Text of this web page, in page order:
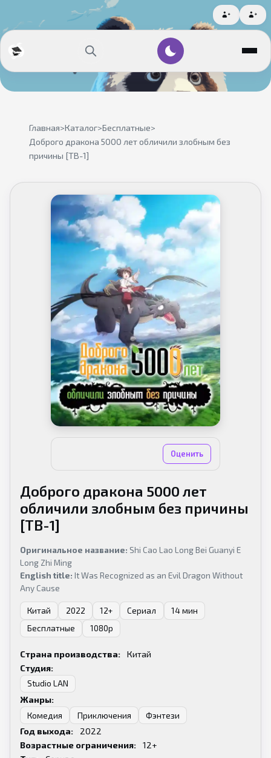
Главная>Каталог>Бесплатные>
Доброго дракона 5000 лет обличили злобным без
причины [ТВ-1]
Оценить
Нет оценок
Доброго дракона 5000 лет
обличили злобным без причины
[ТВ-1]
Оригинальное название: Shi Cao Lao Long Bei Guanyi E
Long Zhi Ming
English title: It Was Recognized as an Evil Dragon Without
Any Cause
Китай 2022 12+ Сериал
14 мин
Бесплатные
1080p
Страна производства:
Китай
Студия:
Studio LAN
Жанры:
Комедия
Приключения
Фэнтези
Год выхода:
2022
Возрастные ограничения:
12+